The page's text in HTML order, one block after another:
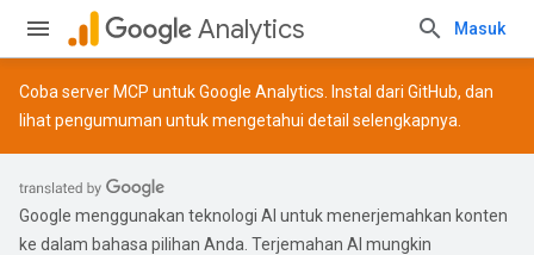
Analytics Masuk
Coba server MCP untuk Google Analytics. Instal dari GitHub, dan
lihatpengumuman untuk mengetahui detail selengkapnya.
Google menggunakan teknologi AI untuk menerjemahkan konten
ke dalam bahasa pilihan Anda. Terjemahan AI mungkin